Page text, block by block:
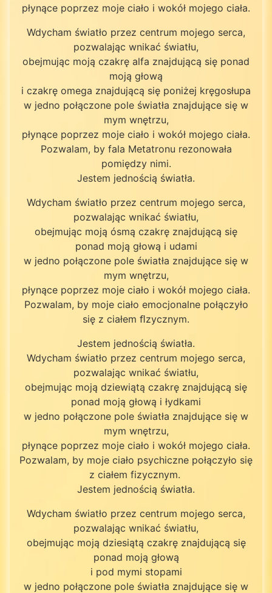
płynące poprzez moje ciało i wokół mojego ciała.
Wdycham światło przez centrum mojego serca,
pozwalając wnikać światłu,
obejmując moją czakrę alfa znajdującą się ponad
moją głową
i czakrę omega znajdującą się poniżej kręgosłupa
w jedno połączone pole światła znajdujące się w
mym wnętrzu,
płynące poprzez moje ciało i wokół mojego ciała.
Pozwalam, by fala Metatronu rezonowała
pomiędzy nimi.
Jestem jednością światła.
Wdycham światło przez centrum mojego serca,
pozwalając wnikać światłu,
obejmując moją ósmą czakrę znajdującą się
ponad moją głową i udami
w jedno połączone pole światła znajdujące się w
mym wnętrzu,
płynące poprzez moje ciało i wokół mojego ciała.
Pozwalam, by moje ciało emocjonalne połączyło
się z ciałem ﬂzycznym.
Jestem jednością światła.
Wdycham światło przez centrum mojego serca,
pozwalając wnikać światłu,
obejmując moją dziewiątą czakrę znajdującą się
ponad moją głową i łydkami
w jedno połączone pole światła znajdujące się w
mym wnętrzu,
płynące poprzez moje ciało i wokół mojego ciała.
Pozwalam, by moje ciało psychiczne połączyło się
z ciałem fizycznym.
Jestem jednością światła.
Wdycham światło przez centrum mojego serca,
pozwalając wnikać światłu,
obejmując moją dziesiątą czakrę znajdującą się
ponad moją głową
i pod mymi stopami
w jedno połączone pole światła znajdujące się w